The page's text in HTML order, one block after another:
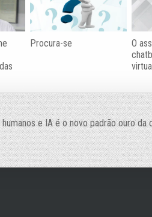
Procura-se
O
e IA é o novo padrão ouro da